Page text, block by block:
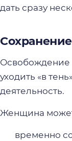
дать сразу
Освобождение
уходить «в
деятельность.
Женщина
временно